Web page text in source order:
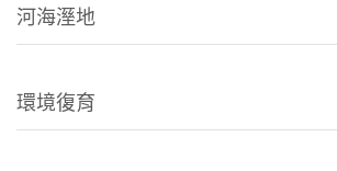
河海溼地
環境復育